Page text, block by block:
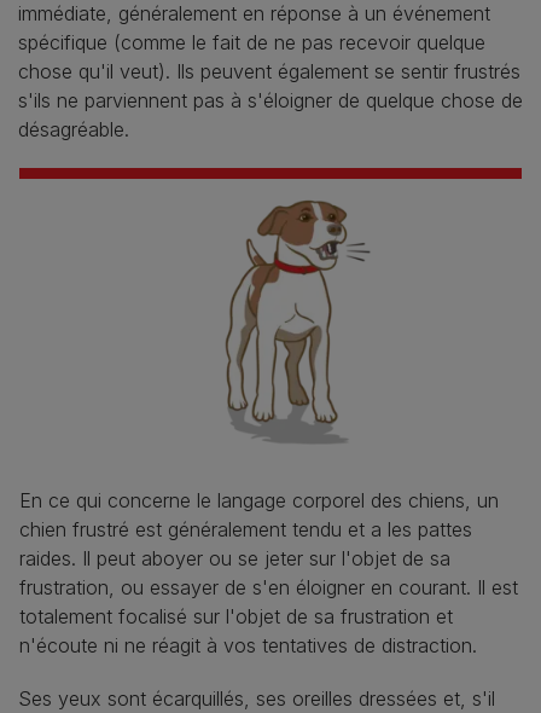
immédiate, généralement en réponse à un événement
spécifique (comme le fait de ne pas recevoir quelque
chose qu'il veut). Ils peuvent également se sentir frustrés
s'ils ne parviennent pas à s'éloigner de quelque chose de
désagréable.
En ce qui concerne le langage corporel des chiens, un
chien frustré est généralement tendu et a les pattes
raides. Il peut aboyer ou se jeter sur l'objet de sa
frustration, ou essayer de s'en éloigner en courant. Il est
totalement focalisé sur l'objet de sa frustration et
n'écoute ni ne réagit à vos tentatives de distraction.
Ses yeux sont écarquillés, ses oreilles dressées et, s'il